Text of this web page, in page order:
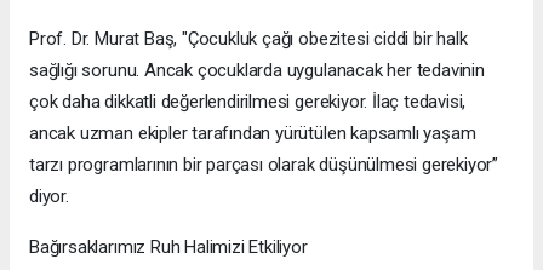
Prof. Dr. Murat Baş, "Çocukluk çağı obezitesi ciddi bir halk
sağlığı sorunu. Ancak çocuklarda uygulanacak her tedavinin
çok daha dikkatli değerlendirilmesi gerekiyor. İlaç tedavisi,
ancak uzman ekipler tarafından yürütülen kapsamlı yaşam
tarzı programlarının bir parçası olarak düşünülmesi gerekiyor”
diyor.
Bağırsaklarımız Ruh Halimizi Etkiliyor